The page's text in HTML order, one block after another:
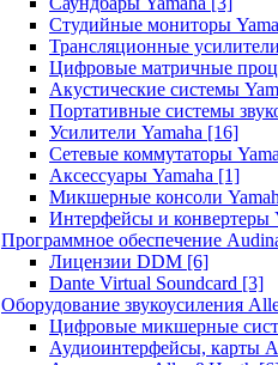
Студийные мониторы
Трансляционные
Цифровые матричные
Акустические системы
Портативные системы
Усилители Yamaha [16]
Сетевые коммутаторы
Аксессуары Yamaha [1]
Микшерные консоли
Интерфейсы и конвертеры
Программное обеспечение
Лицензии DDM [6]
Dante Virtual Soundcard [3]
Оборудование звукоусиления
Цифровые микшерные
Аудиоинтерфейсы, карты